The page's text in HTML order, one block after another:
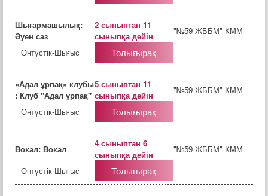
Шығармашылық:
Әуен саз
2 сыныптан 11
сыныпқа дейін
"№59 ЖББМ" КММ
Оңтүстік-Шығыс
Толығырақ
«Адал ұрпақ» клубы
: Клуб "Адал ұрпақ"
5 сыныптан 11
сыныпқа дейін
"№59 ЖББМ" КММ
Оңтүстік-Шығыс
Толығырақ
Вокал: Вокал
4 сыныптан 6
сыныпқа дейін
"№59 ЖББМ" КММ
Оңтүстік-Шығыс
Толығырақ